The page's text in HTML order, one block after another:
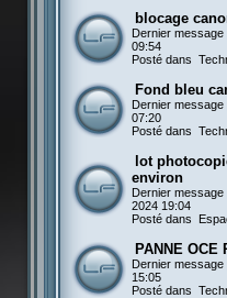
blocage
Dernier message
09:54
Posté dans
Fond bleu
Dernier message
07:20
Posté dans
lot
environ
Dernier message
2024 19:04
Posté dans
PANNE OCE
Dernier message
15:05
Posté dans